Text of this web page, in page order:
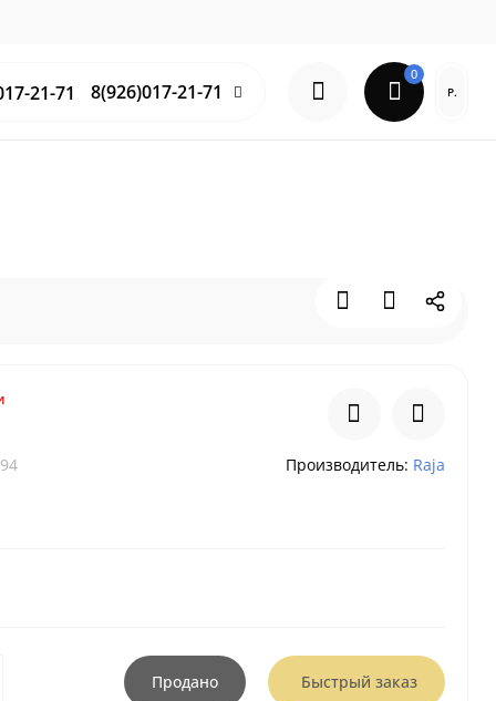
8(926)017-21-71
0
Р.
Производитель: Raja
Продано Быстрый заказ